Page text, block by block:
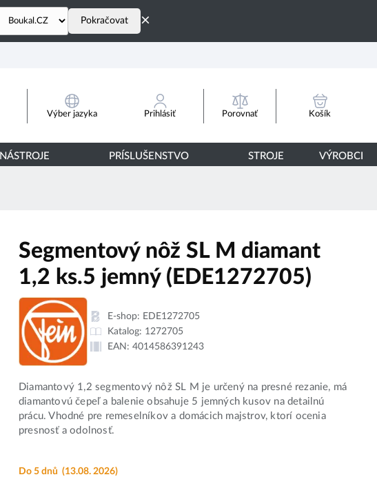
Pokračovat ×
Výber jazyka Prihlásiť Porovnať Košík
NÁSTROJE PRÍSLUŠENSTVO STROJE VÝROBCI
Segmentový nôž SL M diamant
1,2 ks.5 jemný (EDE1272705)
E-shop: EDE1272705
Katalog: 1272705
EAN: 4014586391243
Diamantový 1,2 segmentový nôž SL M je určený na presné rezanie, má
diamantovú čepeľ a balenie obsahuje 5 jemných kusov na detailnú
prácu. Vhodné pre remeselníkov a domácich majstrov, ktorí ocenia
presnosť a odolnosť.
Do 5 dnů (13.08. 2026)